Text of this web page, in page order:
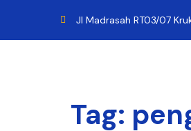
Jl Madrasah RT03/07
Tag: